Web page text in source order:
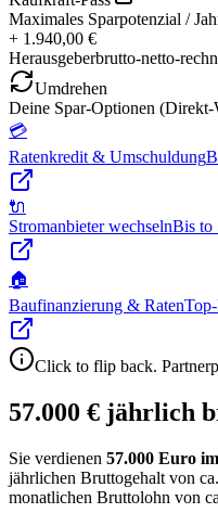
Maximales Sparpotenzial /
+ 1.940,00 €
Herausgeberbrutto-netto-
Umdrehen
Deine Spar-Optionen (Direkt-
💳
Ratenkredit & Umschuldung
🔌
Stromanbieter wechselnBis to
🏠
Baufinanzierung & Raten
Click to flip back.
57.000 € jährlich
Sie verdienen 57.000 Euro
jährlichen Bruttogehalt von ca.
monatlichen Bruttolohn von